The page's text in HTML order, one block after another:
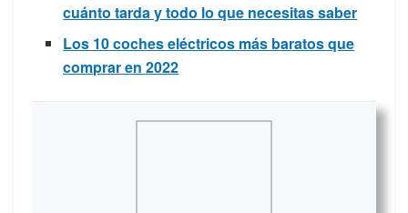
cuánto tarda y todo lo que necesitas saber
Los 10 coches eléctricos más baratos que
comprar en 2022